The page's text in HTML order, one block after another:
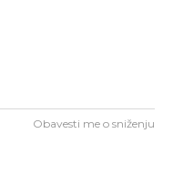
Obavesti me o sniženju